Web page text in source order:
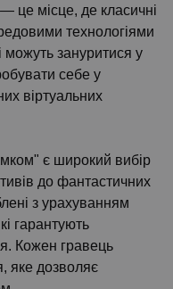
це місце, де класичні
технологіями
можуть зануритися у
себе у
віртуальних
є широкий вибір
до фантастичних
з урахуванням
гарантують
Кожен гравець
яке дозволяє